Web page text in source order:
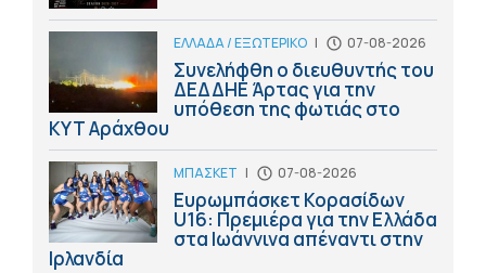
ΕΛΛΑΔΑ / ΕΞΩΤΕΡΙΚΟ | 07-08-2026
Συνελήφθη ο διευθυντής του
ΔΕΔΔΗΕ Άρτας για την
υπόθεση της φωτιάς στο
ΚΥΤ Αράχθου
ΜΠΑΣΚΕΤ | 07-08-2026
Ευρωμπάσκετ Κορασίδων
U16: Πρεμιέρα για την Ελλάδα
στα Ιωάννινα απέναντι στην
Ιρλανδία